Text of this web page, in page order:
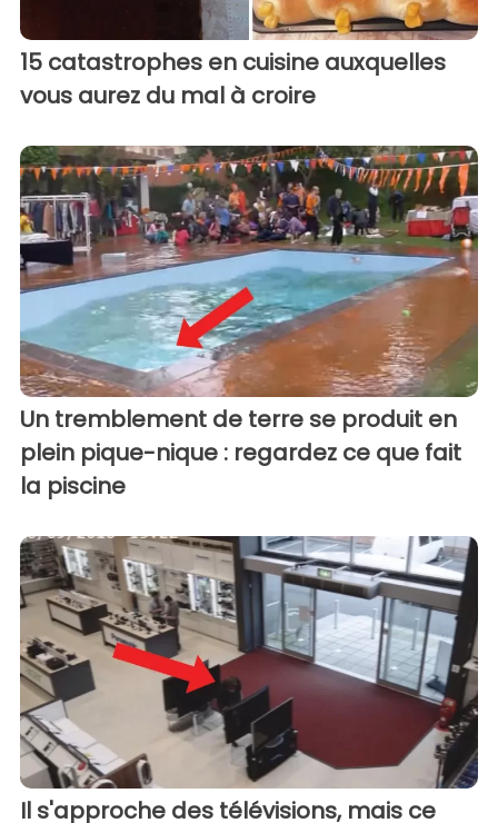
15 catastrophes en cuisine auxquelles
vous aurez du mal à croire
Un tremblement de terre se produit en
plein pique-nique : regardez ce que fait
la piscine
Il s'approche des télévisions, mais ce